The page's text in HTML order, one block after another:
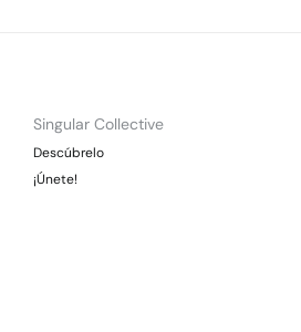
Singular Collective
Descúbrelo
¡Únete!